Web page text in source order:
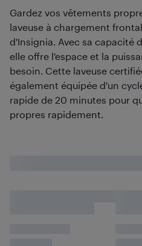
Gardez vos vêtements
laveuse à chargement
d'Insignia. Avec sa capacité
elle offre l'espace et la
besoin. Cette laveuse
également équipée d'un
rapide de 20 minutes pour
propres rapidement.